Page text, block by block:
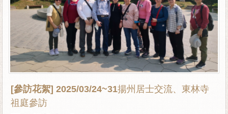
[參訪花絮] 2025/03/24~31揚州居士交流、東林寺
祖庭參訪